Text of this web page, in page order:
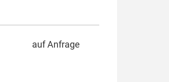
auf Anfrage